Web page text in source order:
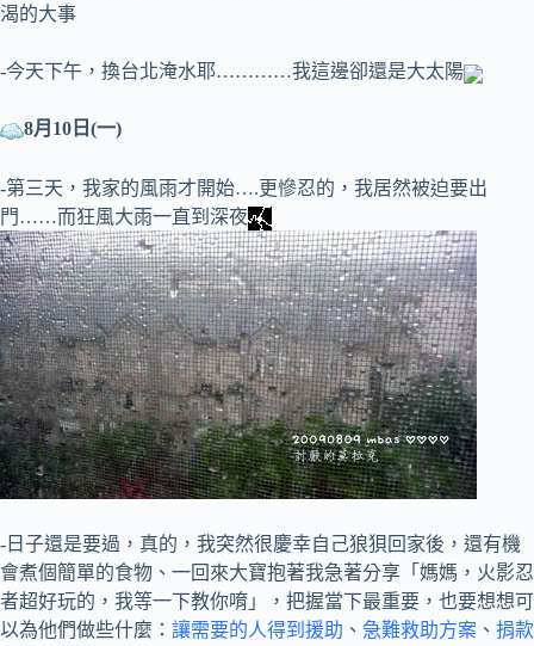
渴的大事
-今天下午，換台北淹水耶…………我這邊卻還是大太陽
8月10日(一)
-第三天，我家的風雨才開始….更慘忍的，我居然被迫要出
門……而狂風大雨一直到深夜
-日子還是要過，真的，我突然很慶幸自己狼狽回家後，還有機
會煮個簡單的食物、一回來大寶抱著我急著分享「媽媽，火影忍
者超好玩的，我等一下教你唷」，把握當下最重要，也要想想可
以為他們做些什麼： 讓需要的人得到援助 、 急難救助方案 、 捐款